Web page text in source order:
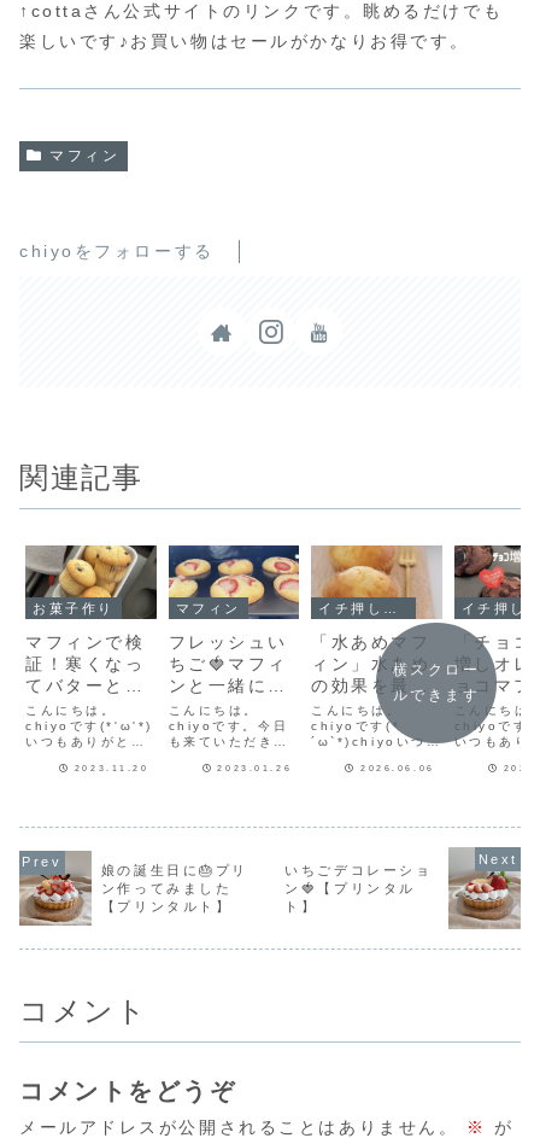
↑cottaさん公式サイトのリンクです。眺めるだけでも
楽しいです♪お買い物はセールがかなりお得です。
マフィン
chiyoをフォローする
関連記事
お菓子作り
マフィンで検
証！寒くなっ
てバターと卵
が混ざりにく
くなっていま
せんか？うま
く混ぜるポイ
こんにちは。
chiyoです(*'ω'*)
いつもありがとう
ってきました⛄冷
ないことありませ
んか？卵も常温に
戻りにくく、バタ
ーと合わせる時に
分離してしまう。
2023.11.20
マフィン
フレッシュい
ちご🍓マフィ
ンと一緒に焼
いてみました
【クリームチ
ーズマフィ
ン】
こんにちは。
chiyoです。今日
も来ていただきあ
す♪いつもフレッシ
に乗せて一緒に焼
きました(^-^)**ク
リームチーズマフ
ィンのレシピはこ
2023.01.26
「水あめマフ
ィン」水あめ
の効果を最大
に発揮✨イチ
押しマフィン
レシピを2つ
紹介！
こんにちは。
chiyoです(*
´ω`*)chiyoいつも
ます♪YouTubeや
の想いとしては、
ブログで詳しいレ
シピを見ていただ
2026.06.06
「チョ
増しオレ
ョコマフ
ン」バレ
インに作
みてね🍫
おいし
こんにちは
chiyoです
いつもあり
レートマフ
ンがバレン
仕様に♥♥「
チョコマフ
のレシピを
ます(^-^)イ
ス...
横スクロー
ルできます
娘の誕生日に🎂プリ
ン作ってみました
【プリンタルト】
いちごデコレーショ
ン🍓【プリンタル
ト】
コメント
コメントをどうぞ
メールアドレスが公開されることはありません。 ※
が